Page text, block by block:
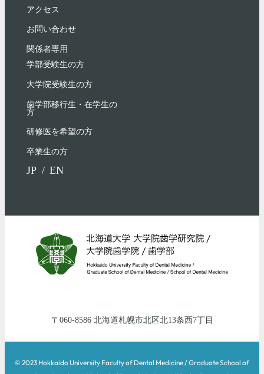
アクセス
お問い合わせ
関係者専用
学部受験⽣の⽅
大学院受験生の方
歯学部移行生・在学⽣の
⽅
研修医を希望の方
卒業生の方
JP EN
060-8586 北海道札幌市北区北13条西7丁目
© 2023 Hokkaido University Faculty of Dental Medicine / Graduate School of